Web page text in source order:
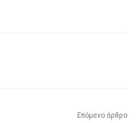
Επόμενο άρθρο